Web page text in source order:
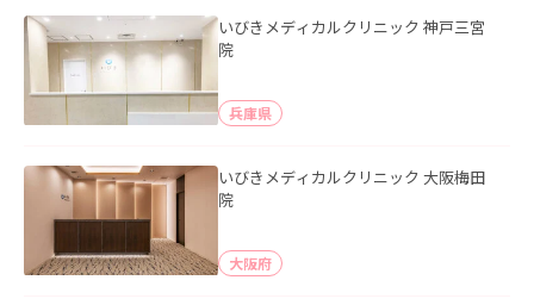
いびきメディカルクリニック 神戸三宮
院
兵庫県
いびきメディカルクリニック 大阪梅田
院
大阪府